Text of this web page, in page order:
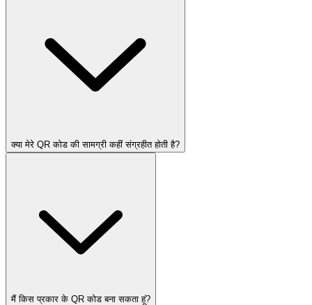
क्या मेरे QR कोड की सामग्री कहीं संग्रहीत होती है?
मैं किस प्रकार के QR कोड बना सकता हूं?